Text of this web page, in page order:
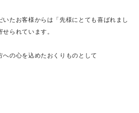
たお客様からは「先様にとても喜ばれまし
られています。
の心を込めたおくりものとして